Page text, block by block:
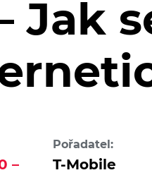
Jak
–
Pořadatel:
T-Mobile